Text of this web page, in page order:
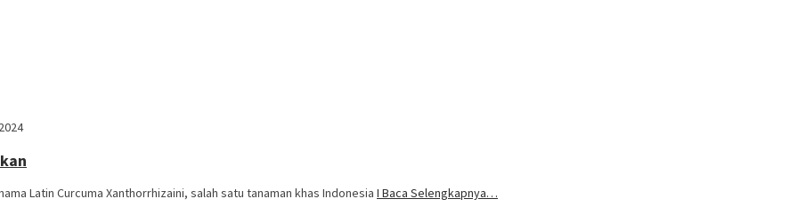
Latin Curcuma Xanthorrhizaini, salah satu tanaman khas Indonesia I Baca Selengkapnya…